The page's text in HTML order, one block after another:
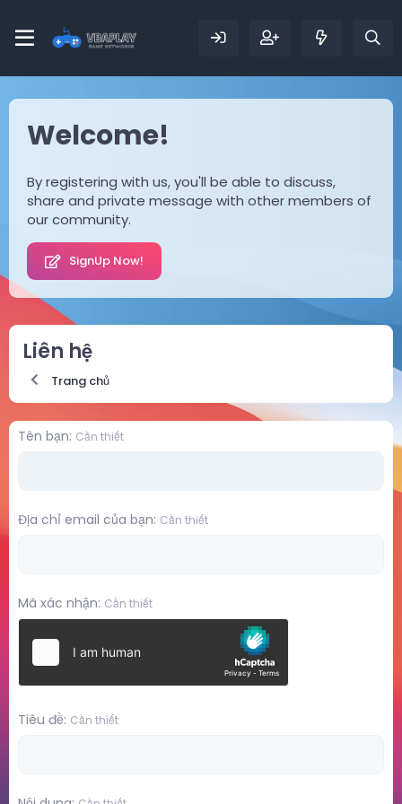
Welcome!
By registering with us, you'll be able to discuss,
share and private message with other members of
our community.
SignUp Now!
Liên hệ
Trang chủ
Tên bạn Cần thiết
Địa chỉ email của bạn Cần thiết
Mã xác nhận Cần thiết
Tiêu đề Cần thiết